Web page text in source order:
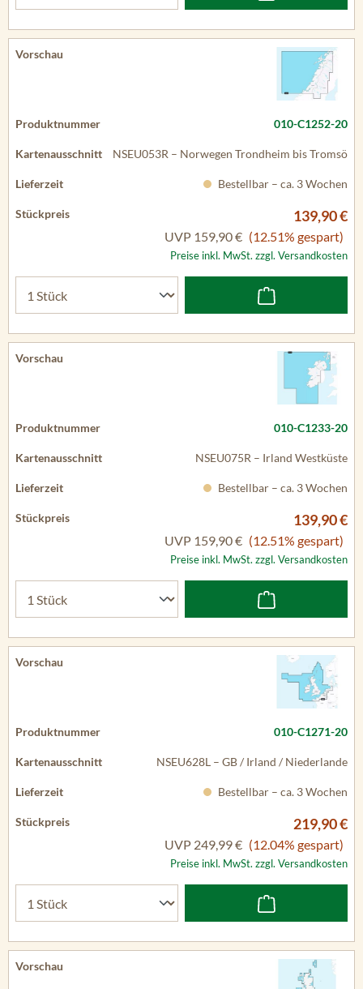
010-C1252-20
NSEU053R – Norwegen Trondheim bis Tromsö
Bestellbar – ca. 3 Wochen
139,90 €
UVP 159,90 € (12.51% gespart)
Preise inkl. MwSt. zzgl. Versandkosten
010-C1233-20
NSEU075R – Irland Westküste
Bestellbar – ca. 3 Wochen
139,90 €
UVP 159,90 € (12.51% gespart)
Preise inkl. MwSt. zzgl. Versandkosten
010-C1271-20
NSEU628L – GB / Irland / Niederlande
Bestellbar – ca. 3 Wochen
219,90 €
UVP 249,99 € (12.04% gespart)
Preise inkl. MwSt. zzgl. Versandkosten